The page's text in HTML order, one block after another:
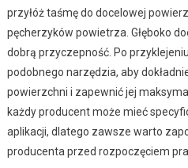
przyłóż taśmę do docelowej
pęcherzyków powietrza. Głęboko
dobrą przyczepność. Po
podobnego narzędzia, aby
powierzchni i zapewnić jej
każdy producent może mieć
aplikacji, dlatego zawsze warto
producenta przed rozpoczęciem